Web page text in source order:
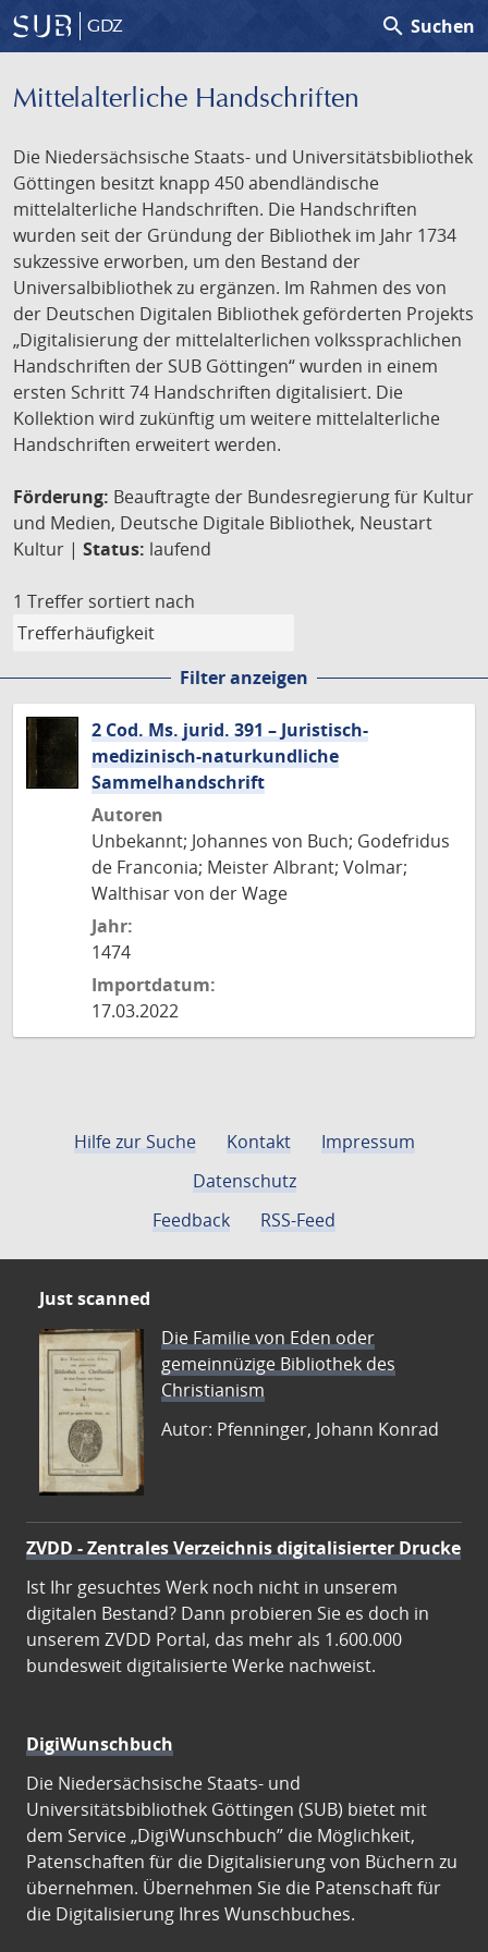
GDZ search Suchen
Mittelalterliche Handschriften
Die Niedersächsische Staats- und Universitätsbibliothek
Göttingen besitzt knapp 450 abendländische
mittelalterliche Handschriften. Die Handschriften
wurden seit der Gründung der Bibliothek im Jahr 1734
sukzessive erworben, um den Bestand der
Universalbibliothek zu ergänzen. Im Rahmen des von
der Deutschen Digitalen Bibliothek geförderten Projekts
„Digitalisierung der mittelalterlichen volkssprachlichen
Handschriften der SUB Göttingen“ wurden in einem
ersten Schritt 74 Handschriften digitalisiert. Die
Kollektion wird zukünftig um weitere mittelalterliche
Handschriften erweitert werden.
Förderung: Beauftragte der Bundesregierung für Kultur
und Medien, Deutsche Digitale Bibliothek, Neustart
Kultur | Status: laufend
1 Treffer sortiert nach
Filter anzeigen
2 Cod. Ms. jurid. 391 – Juristisch-
medizinisch-naturkundliche
Sammelhandschrift
Autoren
Unbekannt; Johannes von Buch; Godefridus
de Franconia; Meister Albrant; Volmar;
Walthisar von der Wage
Jahr:
1474
Importdatum:
17.03.2022
Hilfe zur Suche Kontakt
Impressum
Datenschutz
Feedback
RSS-Feed
Just scanned
Die Familie von Eden oder
gemeinnüzige Bibliothek des
Christianism
Autor: Pfenninger, Johann Konrad
ZVDD - Zentrales Verzeichnis digitalisierter Drucke
Ist Ihr gesuchtes Werk noch nicht in unserem
digitalen Bestand? Dann probieren Sie es doch in
unserem ZVDD Portal, das mehr als 1.600.000
bundesweit digitalisierte Werke nachweist.
DigiWunschbuch
Die Niedersächsische Staats- und
Universitätsbibliothek Göttingen (SUB) bietet mit
dem Service „DigiWunschbuch” die Möglichkeit,
Patenschaften für die Digitalisierung von Büchern zu
übernehmen. Übernehmen Sie die Patenschaft für
die Digitalisierung Ihres Wunschbuches.